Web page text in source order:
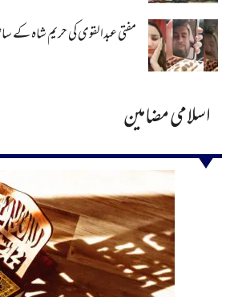
مفتی عبدالقوی کی حریم شاہ کے
اسلامی مضامین